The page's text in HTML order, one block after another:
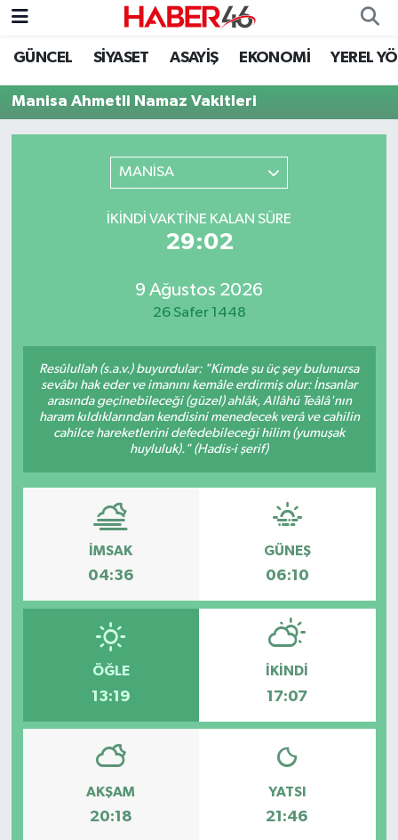
GÜNCEL SİYASET ASAYİŞ EKONOMİ YEREL
Manisa Ahmetli Namaz Vakitleri
MANİSA
İKINDI VAKTINE KALAN SÜRE
29:02
9 Ağustos 2026
26 Safer 1448
Resûlullah (s.a.v.) buyurdular: "Kimde şu üç şey bulunursa
sevâbı hak eder ve imanını kemâle erdirmiş olur: İnsanlar
arasında geçinebileceği (güzel) ahlâk, Allâhü Teâlâ'nın
haram kıldıklarından kendisini menedecek verâ ve cahilin
cahilce hareketlerini defedebileceği hilim (yumuşak
huyluluk)." (Hadis-i şerif)
İMSAK
04:36
GÜNEŞ
06:10
ÖĞLE
13:19
İKINDI
17:07
AKŞAM
20:18
YATSI
21:46
GÜNCEL
EKONOMİ
EĞİTİM
İLÇE HABERLERİ
KÜLTÜR-SANAT
DÜNYA
ROPORTAJ
KADIN-AİLE
YEREL YÖNETİM
MEDYA
Nöbetçi Eczaneler
Kahramanmaraş Namaz Vakitleri
Süper Lig Puan Durumu ve Fikstür
Tüm Manşetler
Haber Arşivi